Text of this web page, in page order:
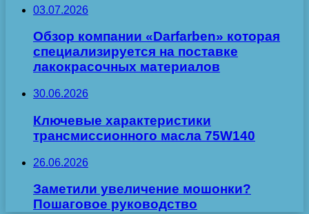
03.07.2026
Обзор компании «Darfarben» которая
специализируется на поставке
лакокрасочных материалов
30.06.2026
Ключевые характеристики
трансмиссионного масла 75W140
26.06.2026
Заметили увеличение мошонки?
Пошаговое руководство